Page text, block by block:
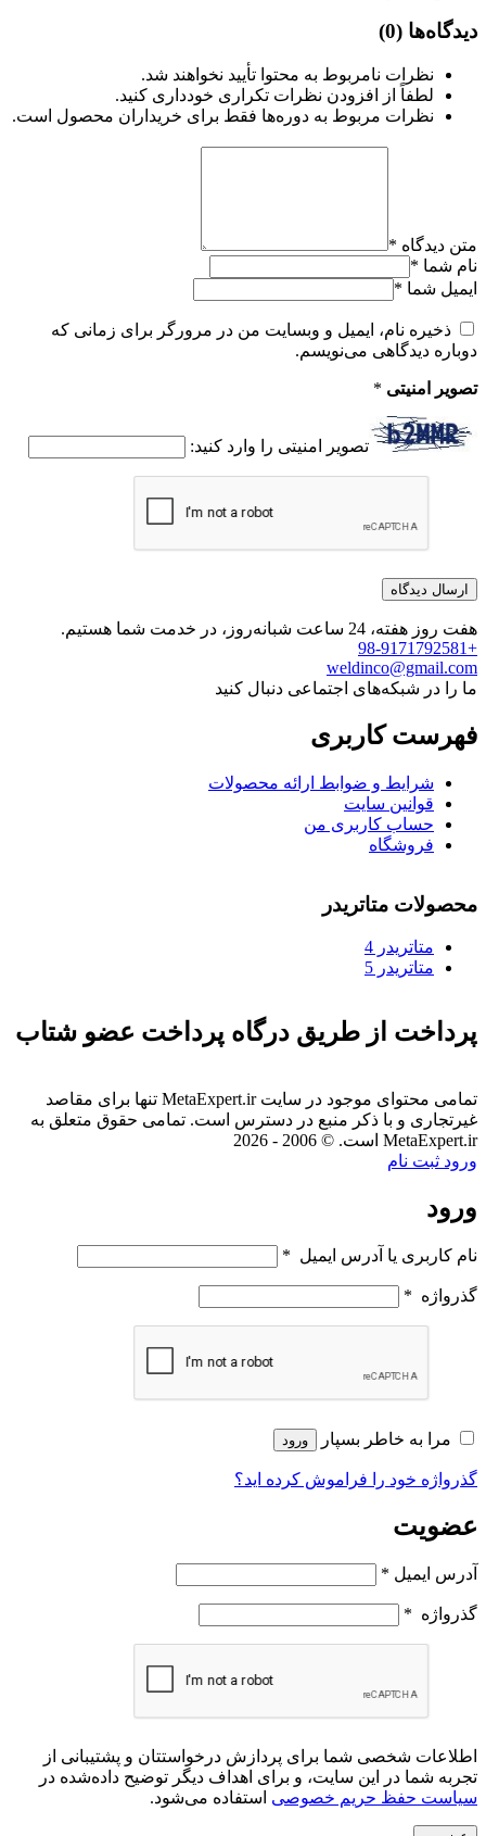
دیدگاه‌ها (0)
نظرات نامربوط به محتوا تأیید نخواهند شد.
لطفاً از افزودن نظرات تکراری خودداری کنید.
نظرات مربوط به دوره‌ها فقط برای خریداران محصول است.
متن دیدگاه *
نام شما *
ایمیل شما *
ذخیره نام، ایمیل و وبسایت من در مرورگر برای زمانی که
دوباره دیدگاهی می‌نویسم.
تصویر امنیتی *
تصویر امنیتی را وارد کنید:
هفت روز هفته، 24 ساعت شبانه‌روز، در خدمت شما هستیم.
+98-9171792581
weldinco@gmail.com
ما را در شبکه‌های اجتماعی دنبال کنید
فهرست کاربری
شرایط و ضوابط ارائه محصولات
قوانین سایت
حساب کاربری من
فروشگاه
محصولات متاتریدر
متاتريدر 4
متاتريدر 5
پرداخت از طریق درگاه پرداخت عضو شتاب
تمامی محتوای موجود در سایت MetaExpert.ir تنها برای مقاصد
غیرتجاری و با ذکر منبع در دسترس است. تمامی حقوق متعلق به
MetaExpert.ir است. © 2006 - 2026
ورود ثبت نام
ورود
نام کاربری یا آدرس ایمیل *
گذرواژه *
مرا به خاطر بسپار ورود
گذرواژه خود را فراموش کرده اید؟
عضویت
آدرس ایمیل *
گذرواژه *
اطلاعات شخصی شما برای پردازش درخواستتان و پشتیبانی از
تجربه شما در این سایت، و برای اهداف دیگر توضیح داده‌شده در
سیاست حفظ حریم خصوصی استفاده می‌شود.